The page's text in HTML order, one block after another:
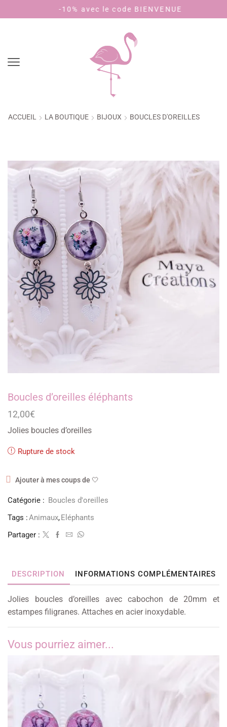
-10% avec le code BIENVENUE
ACCUEIL LA BOUTIQUE BIJOUX BOUCLES D'OREILLES
Boucles d’oreilles éléphants
12,00€
Jolies boucles d’oreilles
Rupture de stock
Ajouter à mes coups de 🤍
Catégorie : Boucles d'oreilles
Tags :Animaux,Eléphants
Partager :
DESCRIPTION INFORMATIONS COMPLÉMENTAIRES
Jolies boucles d’oreilles avec cabochon de 20mm et
estampes filigranes. Attaches en acier inoxydable.
Vous pourriez aimer...